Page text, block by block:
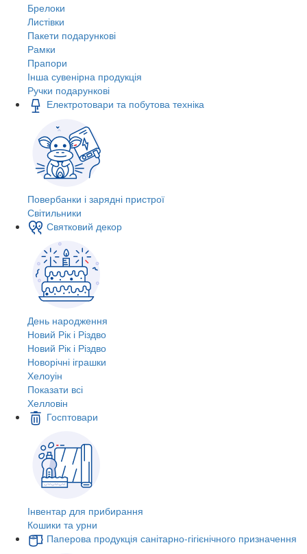
Брелоки
Листівки
Пакети подарункові
Рамки
Прапори
Інша сувенірна продукція
Ручки подарункові
Електротовари та побутова техніка
Повербанки і зарядні пристрої
Світильники
Святковий декор
День народження
Новий Рік і Різдво
Новий Рік і Різдво
Новорічні іграшки
Хелоуін
Показати всі
Хелловін
Госптовари
Інвентар для прибирання
Кошики та урни
Паперова продукція санітарно-гігієнічного призначення